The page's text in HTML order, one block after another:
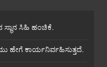
ಸ್ಥಾನ ಸಿಹಿ ಹಂಚಿಕೆ.
ಹೇಗೆ ಕಾರ್ಯನಿರ್ವಹಿಸುತ್ತದೆ.